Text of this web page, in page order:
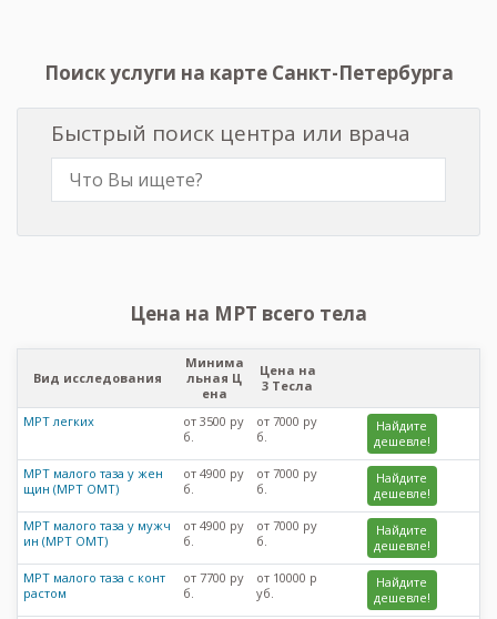
Поиск услуги на карте Санкт-Петербурга
Быстрый поиск центра или врача
Цена на МРТ всего тела
Вид исследования
Минима
льная Ц
ена
Цена на
3 Тесла
МРТ легких
от 3500 ру
б.
от 7000 ру
б.
Найдите
дешевле!
МРТ малого таза у жен
щин (МРТ ОМТ)
от 4900 ру
б.
от 7000 ру
б.
Найдите
дешевле!
МРТ малого таза у мужч
ин (МРТ ОМТ)
от 4900 ру
б.
от 7000 ру
б.
Найдите
дешевле!
МРТ малого таза с конт
растом
от 7700 ру
б.
от 10000 р
уб.
Найдите
дешевле!